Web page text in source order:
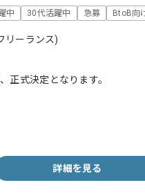
中 30代活躍中 急募 BtoB向
リーランス)
正式決定となります。
詳細を見る